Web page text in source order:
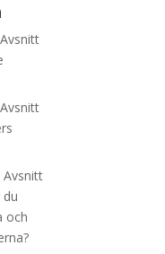
Avsnitt
och